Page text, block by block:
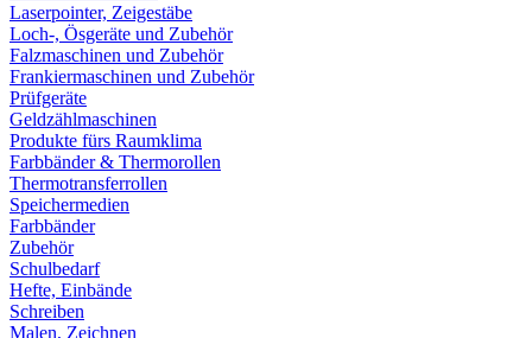
Laserpointer, Zeigestäbe
Loch-, Ösgeräte und Zubehör
Falzmaschinen und Zubehör
Frankiermaschinen und Zubehör
Prüfgeräte
Geldzählmaschinen
Produkte fürs Raumklima
Farbbänder & Thermorollen
Thermotransferrollen
Speichermedien
Farbbänder
Zubehör
Schulbedarf
Hefte, Einbände
Schreiben
Malen, Zeichnen